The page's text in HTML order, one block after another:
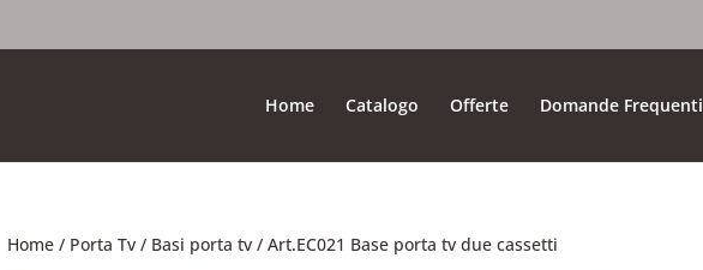
Home Catalogo Offerte Domande Frequenti
Home/ Porta Tv/ Basi porta tv/ Art.EC021 Base porta tv due cassetti